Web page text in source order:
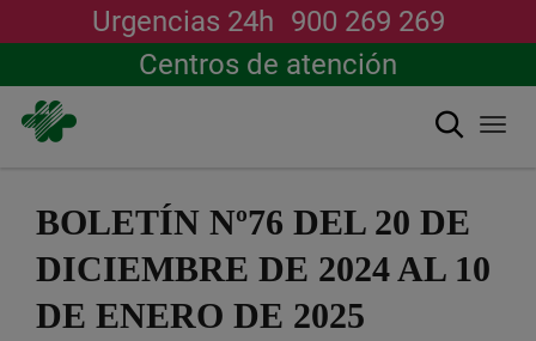
contenido
Urgencias 24h 900 269 269
Centros de atención
Buscar
BOLETÍN Nº76 DEL 20 DE
DICIEMBRE DE 2024 AL 10
DE ENERO DE 2025